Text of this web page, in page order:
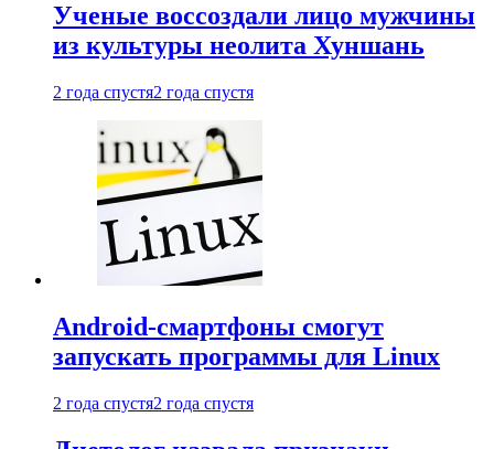
Ученые воссоздали лицо мужчины
из культуры неолита Хуншань
2 года спустя2 года спустя
Android-смартфоны смогут
запускать программы для Linux
2 года спустя2 года спустя